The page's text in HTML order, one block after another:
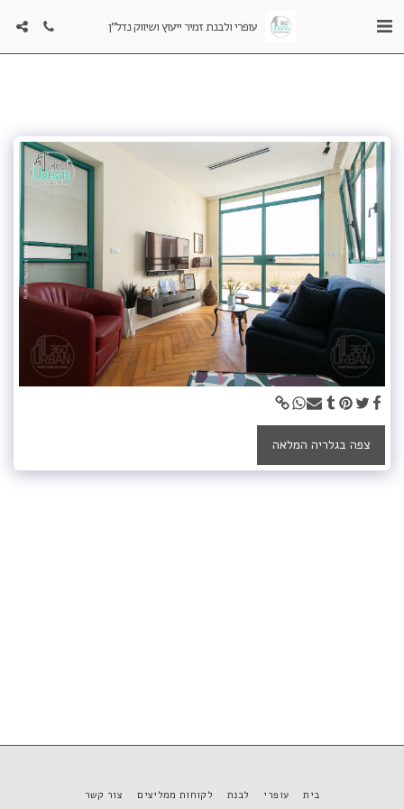
עופרי ולבנת זמיר ייעוץ ושיווק נדל"ן
צפה בגלריה המלאה
בית עופרי לבנת לקוחות ממליצים צור קשר